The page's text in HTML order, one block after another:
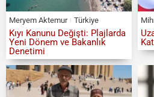
Meryem Aktemur Türkiye
Kıyı Kanunu Değişti: Plajlarda
Yeni Dönem ve Bakanlık
Denetimi